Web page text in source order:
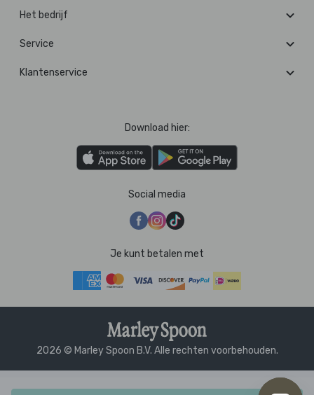
Het bedrijf
Service
Klantenservice
Download hier:
Social media
Je kunt betalen met
2026 © Marley Spoon B.V. Alle rechten voorbehouden.